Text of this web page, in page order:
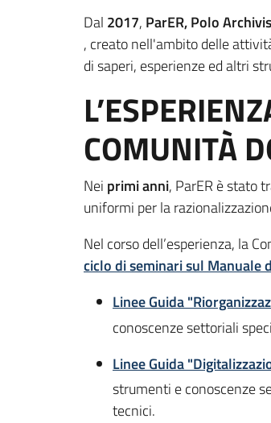
Dal 2017, ParER, Polo
, creato nell'ambito delle
di saperi, esperienze ed altri
COMUNITÀ
Nei primi anni, ParER è stato
uniformi per la
Nel corso dell’esperienza, la
ciclo di seminari sul Manuale
Linee Guida
conoscenze settoriali
Linee Guida
strumenti e conoscenze
tecnici.